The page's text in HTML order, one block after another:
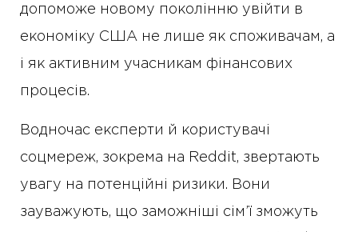
допоможе новому поколінню увійти в
економіку США не лише як споживачам, а
і як активним учасникам фінансових
процесів.
Водночас експерти й користувачі
соцмереж, зокрема на Reddit, звертають
увагу на потенційні ризики. Вони
зауважують, що заможніші сім’ї зможуть